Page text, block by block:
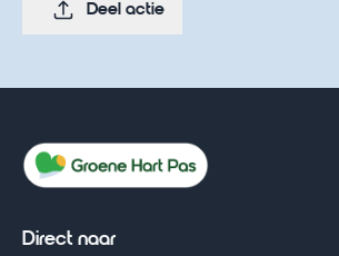
Deel actie
Direct naar